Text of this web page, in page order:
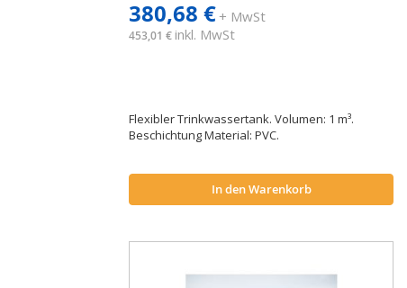
380,68 €+ MwSt
453,01 € inkl. MwSt
Flexibler Trinkwassertank. Volumen: 1 m³.
Beschichtung Material: PVC.
In den Warenkorb